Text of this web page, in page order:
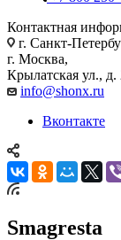
Контактная
г. Санкт-
г. Москва,
Крылатская ул.,
info@shonx.ru
Вконтакте
Smagresta